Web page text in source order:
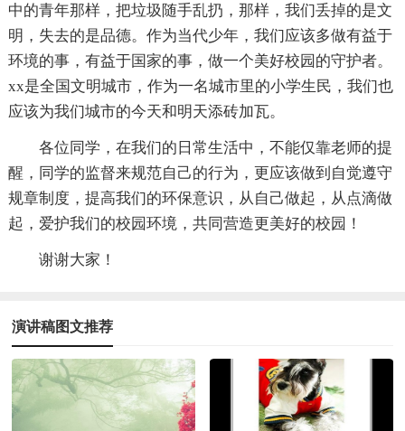
中的青年那样，把垃圾随手乱扔，那样，我们丢掉的是文
明，失去的是品德。作为当代少年，我们应该多做有益于
环境的事，有益于国家的事，做一个美好校园的守护者。
xx是全国文明城市，作为一名城市里的小学生民，我们也
应该为我们城市的今天和明天添砖加瓦。
各位同学，在我们的日常生活中，不能仅靠老师的提
醒，同学的监督来规范自己的行为，更应该做到自觉遵守
规章制度，提高我们的环保意识，从自己做起，从点滴做
起，爱护我们的校园环境，共同营造更美好的校园！
谢谢大家！
演讲稿图文推荐